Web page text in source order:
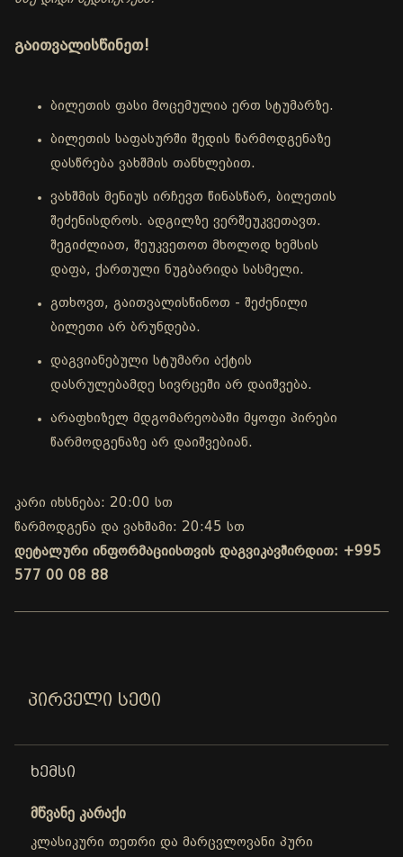
გაითვალისწინეთ!
ბილეთის ფასი მოცემულია ერთ სტუმარზე.
ბილეთის საფასურში შედის წარმოდგენაზე
დასწრება ვახშმის თანხლებით.
ვახშმის მენიუს ირჩევთ წინასწარ, ბილეთის
შეძენისდროს. ადგილზე ვერშეუკვეთავთ.
შეგიძლიათ, შეუკვეთოთ მხოლოდ ხემსის
დაფა, ქართული ნუგბარიდა სასმელი.
გთხოვთ, გაითვალისწინოთ - შეძენილი
ბილეთი არ ბრუნდება.
დაგვიანებული სტუმარი აქტის
დასრულებამდე სივრცეში არ დაიშვება.
არაფხიზელ მდგომარეობაში მყოფი პირები
წარმოდგენაზე არ დაიშვებიან.
კარი იხსნება: 20:00 სთ
წარმოდგენა და ვახშამი: 20:45 სთ
დეტალური ინფორმაციისთვის დაგვიკავშირდით: +995
577 00 08 88
ᲞᲘᲠᲕᲔᲚᲘ ᲡᲔᲢᲘ
ᲮᲔᲛᲡᲘ
მწვანე კარაქი
კლასიკური თეთრი და მარცვლოვანი პური